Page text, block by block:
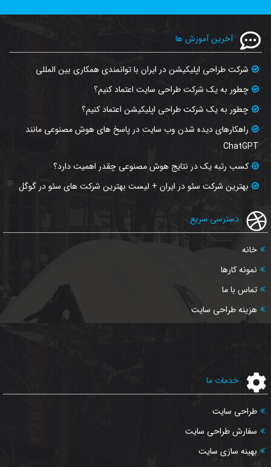
آخرین آموزش ها
شرکت طراحی اپلیکیشن در ایران با توانمندی همکاری بین المللی
چطور به یک شرکت طراحی سایت اعتماد کنیم؟
چطور به یک شرکت طراحی اپلیکیشن اعتماد کنیم؟
راهکارهای دیده شدن وب‌ سایت در پاسخ‌ های هوش مصنوعی مانند
ChatGPT
کسب رتبه یک در نتایج هوش مصنوعی چقدر اهمیت دارد؟
بهترین شرکت سئو در ایران + لیست بهترین شرکت های سئو در گوگل
دسترسی سریع
خانه
نمونه کارها
تماس با ما
هزینه طراحی سایت
خدمات ما
طراحی سایت
سفارش طراحی سایت
بهینه سازی سایت